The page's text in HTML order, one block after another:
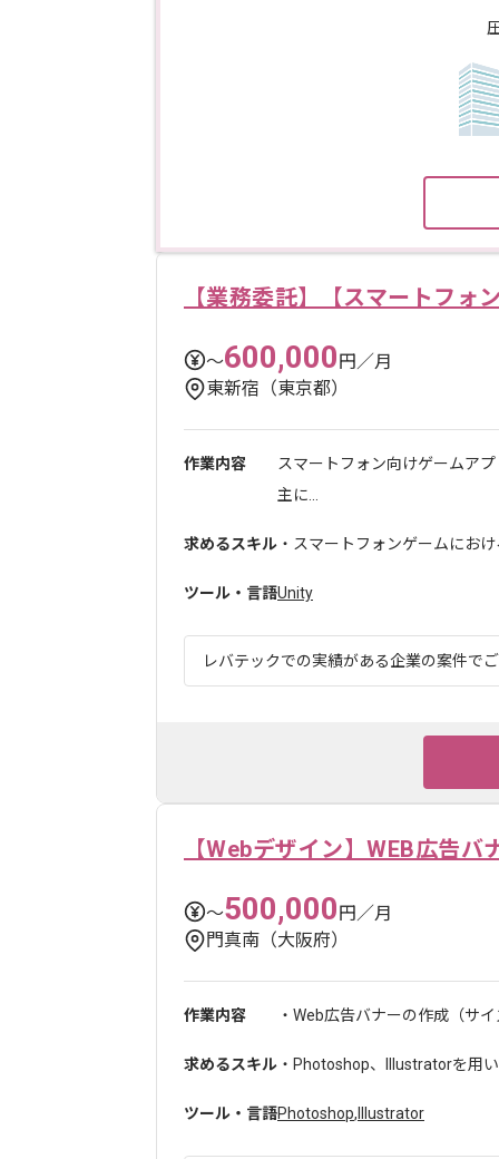
【業務委託】【スマートフォ
〜600,000円／月
東新宿（東京都）
作業内容
スマートフォン向けゲームア
主に...
求めるスキル ・スマートフォンゲームにお
ツール・言語Unity
レバテックでの実績がある企業の案件で
【Webデザイン】WEB広告バ
〜500,000円／月
門真南（大阪府）
作業内容 ・Web広告バナーの作成（サ
求めるスキル ・Photoshop、Illustratorを用
ツール・言語Photoshop, Illustrator